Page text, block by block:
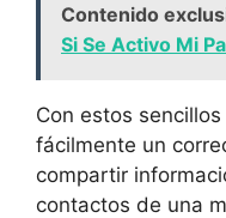
Contenido
Si Se Activo Mi
Con estos
fácilmente un
compartir
contactos⁣ de una